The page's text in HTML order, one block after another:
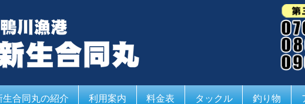
生合同丸の紹介 利用案内 料金表 タックル 釣り物